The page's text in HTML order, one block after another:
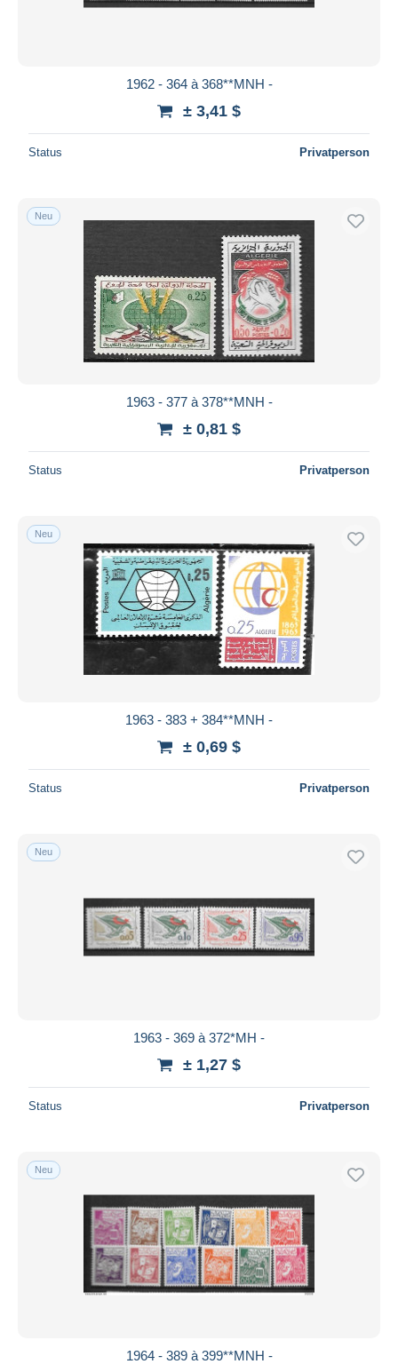
1962 - 364 à 368**MNH -
± 3,41 $
Status Privatperson
Neu
1963 - 377 à 378**MNH -
± 0,81 $
Status Privatperson
Neu
1963 - 383 + 384**MNH -
± 0,69 $
Status Privatperson
Neu
1963 - 369 à 372*MH -
± 1,27 $
Status Privatperson
Neu
1964 - 389 à 399**MNH -